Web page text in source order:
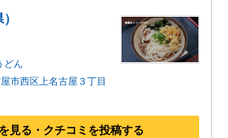
どん
市西区上名古屋３丁目
見る・クチコミを投稿する